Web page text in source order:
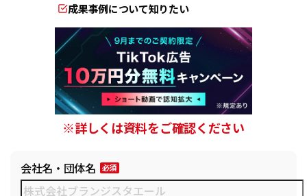
成果事例について知りたい
※詳しくは資料をご確認ください
会社名・団体名